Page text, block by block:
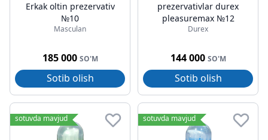
Erkak oltin prezervativ
№10
Masculan
185 000 SO'M
Sotib olish
prezervativlar durex
pleasuremax №12
Durex
144 000 SO'M
Sotib olish
sotuvda mavjud sotuvda mavjud